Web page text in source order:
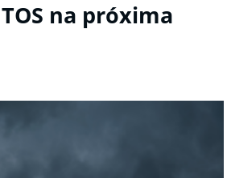
na próxima